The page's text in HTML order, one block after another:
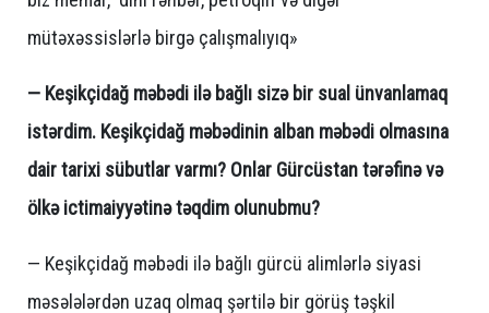
mütəxəssislərlə birgə çalışmalıyıq»
— Keşikçidağ məbədi ilə bağlı sizə bir sual ünvanlamaq
istərdim. Keşikçidağ məbədinin alban məbədi olmasına
dair tarixi sübutlar varmı? Onlar Gürcüstan tərəfinə və
ölkə ictimaiyyətinə təqdim olunubmu?
— Keşikçidağ məbədi ilə bağlı gürcü alimlərlə siyasi
məsələlərdən uzaq olmaq şərtilə bir görüş təşkil